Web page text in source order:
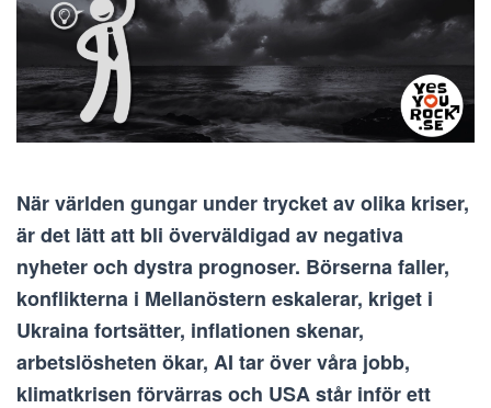
När världen gungar under trycket av olika kriser,
är det lätt att bli överväldigad av negativa
nyheter och dystra prognoser. Börserna faller,
konflikterna i Mellanöstern eskalerar, kriget i
Ukraina fortsätter, inflationen skenar,
arbetslösheten ökar, AI tar över våra jobb,
klimatkrisen förvärras och USA står inför ett